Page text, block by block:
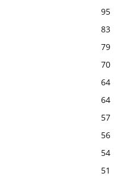
95
83
79
70
64
64
57
56
54
51